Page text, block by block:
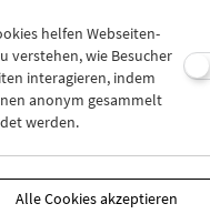
184 Seiten, gebundene
und englischer Sprache
3-89472-693-5
helfen Webseiten-
verstehen, wie Besucher
interagieren, indem
anonym gesammelt
werden.
Alle Cookies akzeptieren